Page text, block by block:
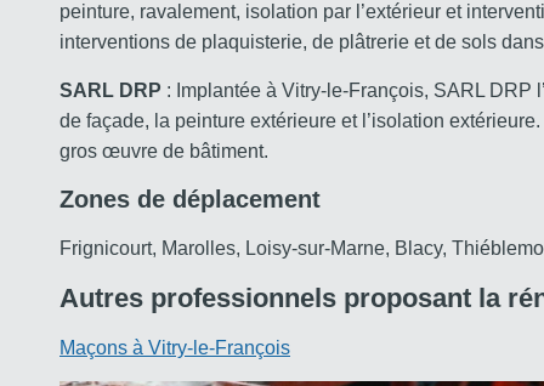
peinture, ravalement, isolation par l’extérieur et
interventions de plaquisterie, de plâtrerie et de sols
SARL DRP : Implantée à Vitry-le-François, SARL DRP
de façade, la peinture extérieure et l’isolation
gros œuvre de bâtiment.
Zones de déplacement
Frignicourt, Marolles, Loisy-sur-Marne, Blacy,
Autres professionnels proposant la
Maçons à Vitry-le-François